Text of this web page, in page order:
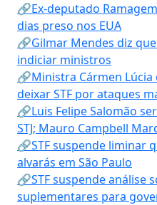
🔗Ex-deputado
dias preso nos EUA
🔗Gilmar Mendes diz
indiciar ministros
🔗Ministra Cármen Lúcia
deixar STF por ataques
🔗Luis Felipe Salomão
STJ; Mauro Campbell
🔗STF suspende liminar
alvarás em São Paulo
🔗STF suspende análise
suplementares para